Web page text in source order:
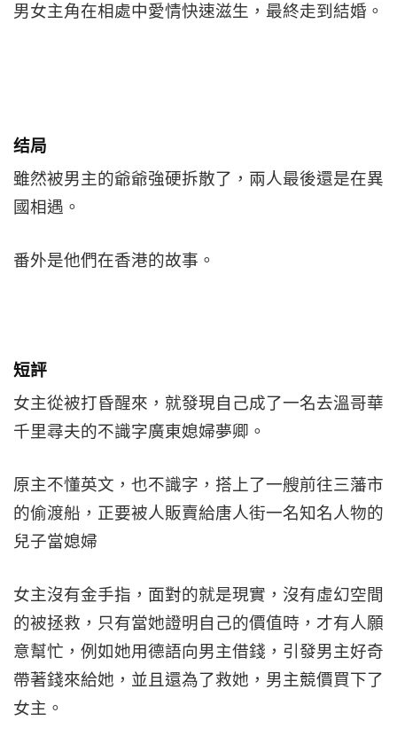
男女主角在相處中愛情快速滋生，最終走到結婚。
结局
雖然被男主的爺爺強硬拆散了，兩人最後還是在異
國相遇。
番外是他們在香港的故事。
短評
女主從被打昏醒來，就發現自己成了一名去溫哥華
千里尋夫的不識字廣東媳婦夢卿。
原主不懂英文，也不識字，搭上了一艘前往三藩市
的偷渡船，正要被人販賣給唐人街一名知名人物的
兒子當媳婦
女主沒有金手指，面對的就是現實，沒有虛幻空間
的被拯救，只有當她證明自己的價值時，才有人願
意幫忙，例如她用德語向男主借錢，引發男主好奇
帶著錢來給她，並且還為了救她，男主競價買下了
女主。